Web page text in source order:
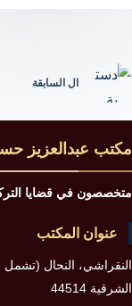
ال السابقة
مكتب عبدالعزيز
متخصصون في قضايا
عنوان المكتب
النقراشي، النحال (تشمل
الشرقية 44514